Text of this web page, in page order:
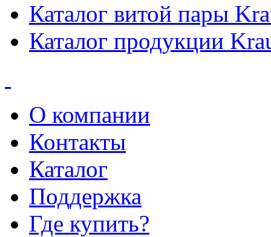
Каталог витой пары
Каталог продукции
О компании
Контакты
Каталог
Поддержка
Где купить?